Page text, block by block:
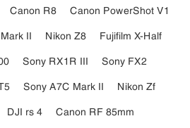
Canon R8
Canon PowerShot V1
II Nikon Z8
Fujifilm X-Half
Sony RX1R III
Sony FX2
Sony A7C Mark II
Nikon Zf
DJI rs 4
Canon RF 85mm